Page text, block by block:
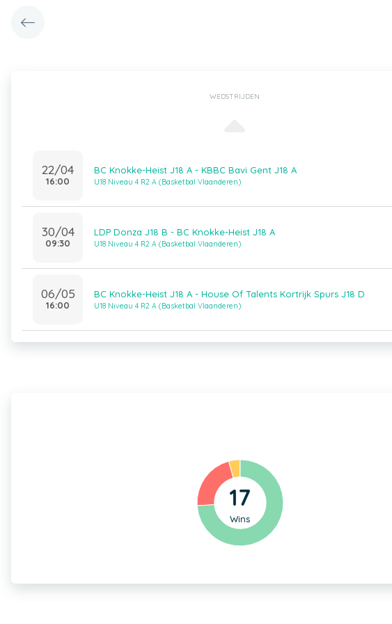
WEDSTRIJDEN
22/04
16:00
BC Knokke-Heist J18 A - KBBC Bavi Gent J18 A
U18 Niveau 4 R2 A (Basketbal Vlaanderen)
30/04
09:30
LDP Donza J18 B - BC Knokke-Heist J18 A
U18 Niveau 4 R2 A (Basketbal Vlaanderen)
06/05
16:00
BC Knokke-Heist J18 A - House Of Talents Kortrijk Spurs J18 D
U18 Niveau 4 R2 A (Basketbal Vlaanderen)
17
Wins